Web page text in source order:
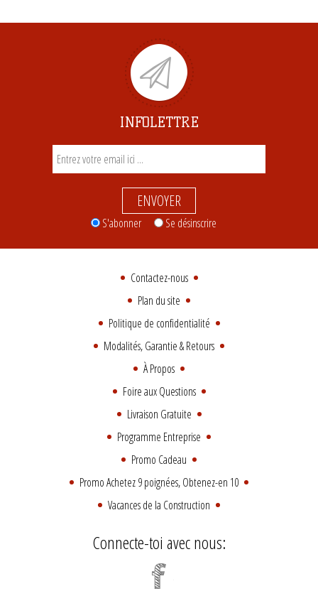
INFOLETTRE
ENVOYER
S'abonner Se désinscrire
Contactez-nous
Plan du site
Politique de confidentialité
Modalités, Garantie & Retours
À Propos
Foire aux Questions
Livraison Gratuite
Programme Entreprise
Promo Cadeau
Promo Achetez 9 poignées, Obtenez-en 10
Vacances de la Construction
Connecte-toi avec nous: